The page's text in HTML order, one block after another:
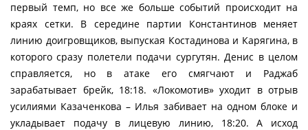
первый темп, но все же больше событий происходит на
краях сетки. В середине партии Константинов меняет
линию доигровщиков, выпуская Костадинова и Карягина, в
которого сразу полетели подачи сургутян. Денис в целом
справляется, но в атаке его смягчают и Раджаб
зарабатывает брейк, 18:18. «Локомотив» уходит в отрыв
усилиями Казаченкова – Илья забивает на одном блоке и
укладывает подачу в лицевую линию, 18:20. А исход